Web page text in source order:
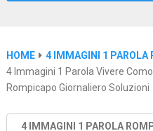
HOME
4 IMMAGINI 1 PAROLA
4 Immagini 1 Parola Vivere
Rompicapo Giornaliero Soluzioni
4 IMMAGINI 1 PAROLA